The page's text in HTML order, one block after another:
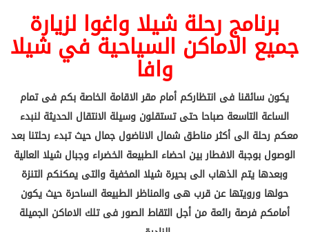
برنامج رحلة شيلا واغوا لزيارة
جميع الاماكن السياحية في شيلا
وافا
يكون سائقنا فى انتظاركم أمام مقر الاقامة الخاصة بكم فى تمام
الساعة التاسعة صباحا حتى تستقلون وسيلة الانتقال الحديثة لنبدء
معكم رحلة الى أكثر مناطق شمال الاناضول جمال حيث تبدء رحلتنا بعد
الوصول بوجبة الافطار بين احضاء الطبيعة الخضراء وجبال شيلا العالية
وبعدها يتم الذهاب الى بحيرة شيلا المخفية والتى يمكنكم التنزة
حولها ورويتها عن قرب هى والمناظر الطبيعة الساحرة حيث يكون
أمامكم فرصة رائعة من أجل التقاط الصور فى تلك الاماكن الجميلة